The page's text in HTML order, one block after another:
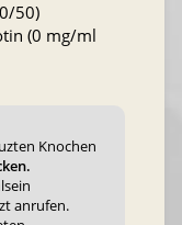
50)
(0 mg/ml
Knochen
anrufen.